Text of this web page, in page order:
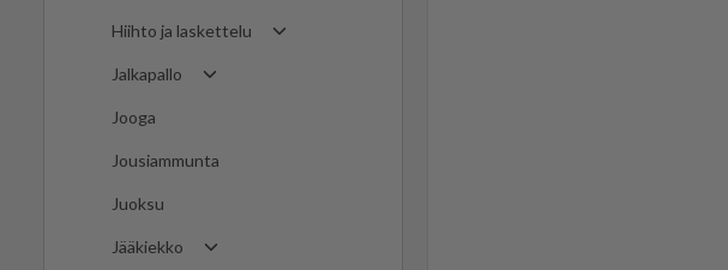
Hiihto ja laskettelu
Jalkapallo
Jooga
Jousiammunta
Juoksu
Jääkiekko